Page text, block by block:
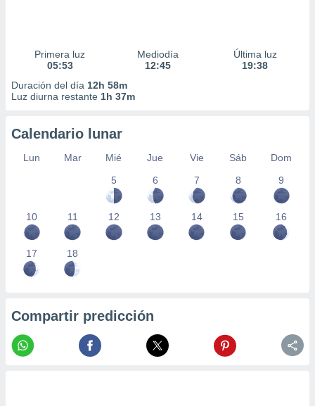
Primera luz
05:53
Mediodía
12:45
Última luz
19:38
Duración del día 12h 58m
Luz diurna restante 1h 37m
Calendario lunar
Lun Mar Mié Jue Vie Sáb
Dom
5
6 7 8 9
10 11 12 13 14 15 16
17 18
Compartir predicción